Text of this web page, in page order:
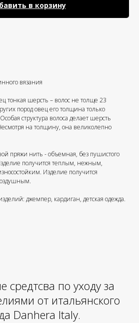
в корзину
вязания
тонкая шерсть – волос не толще 23
пород овец его толщина только
структура волоса делает шерсть
на толщину, она великолепно
пряжи нить - объемная, без пушистого
получится теплым, нежным,
Изделие получится
джемпер, кардиган, детская одежда.
средтсва по уходу за
от итальянского
Danhera Italy.